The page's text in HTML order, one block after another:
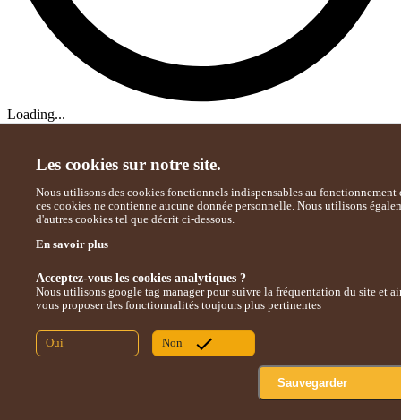
Les cookies sur notre site.
Nous utilisons des cookies fonctionnels indispensables au fonctionnement
ces cookies ne contienne aucune donnée personnelle. Nous utilisons
d'autres cookies tel que décrit ci-dessous.
En savoir plus
Oui Non
Acceptez-vous les cookies analytiques ?
Nous utilisons google tag manager pour suivre la fréquentation du site et
vous proposer des fonctionnalités toujours plus pertinentes
Sauvegarder
Loading...